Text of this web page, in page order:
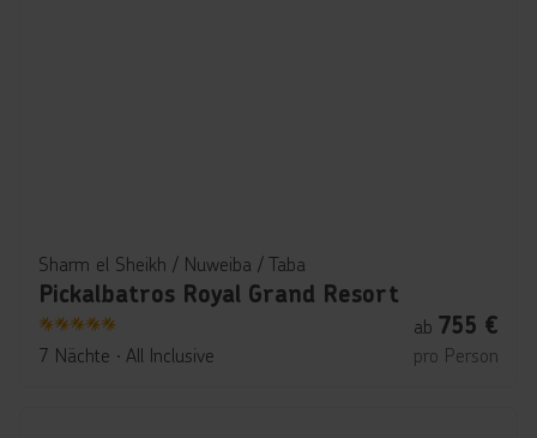
Sharm el Sheikh / Nuweiba / Taba
Pickalbatros Royal Grand Resort
5
7 Nächte ∙ All Inclusive
ab 755 €
pro Person